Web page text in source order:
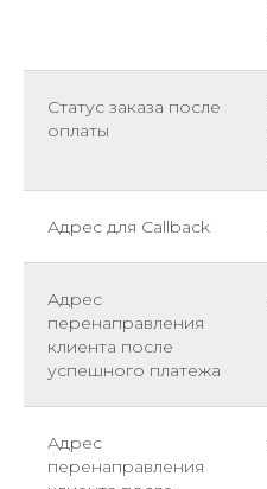
Статус заказа после
оплаты
Адрес для Callback
Адрес
перенаправления
клиента после
успешного платежа
Адрес
перенаправления